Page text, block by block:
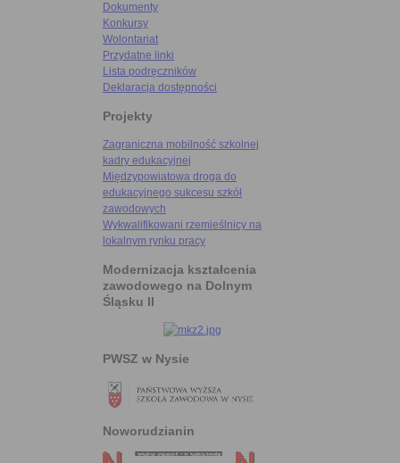
Dokumenty
Konkursy
Wolontariat
Przydatne linki
Lista podręczników
Deklaracja dostępności
Projekty
Zagraniczna mobilność szkolnej
kadry edukacyjnej
Międzypowiatowa droga do
edukacyjnego sukcesu szkół
zawodowych
Wykwalifikowani rzemieślnicy na
lokalnym rynku pracy
Modernizacja kształcenia
zawodowego na Dolnym
Śląsku II
PWSZ w Nysie
Noworudzianin